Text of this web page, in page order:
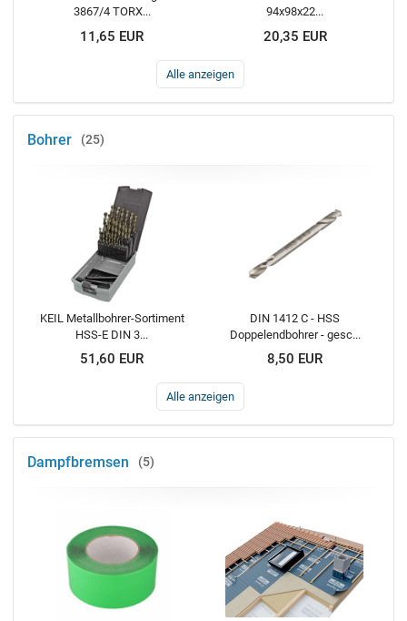
3867/4 TORX...
11,65 EUR
94x98x22...
20,35 EUR
Alle anzeigen
Bohrer 25
KEIL Metallbohrer-Sortiment
HSS-E DIN 3...
51,60 EUR
DIN 1412 C - HSS
Doppelendbohrer - gesc...
8,50 EUR
Alle anzeigen
Dampfbremsen 5